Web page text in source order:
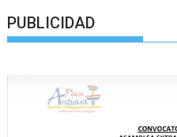
PUBLICIDAD